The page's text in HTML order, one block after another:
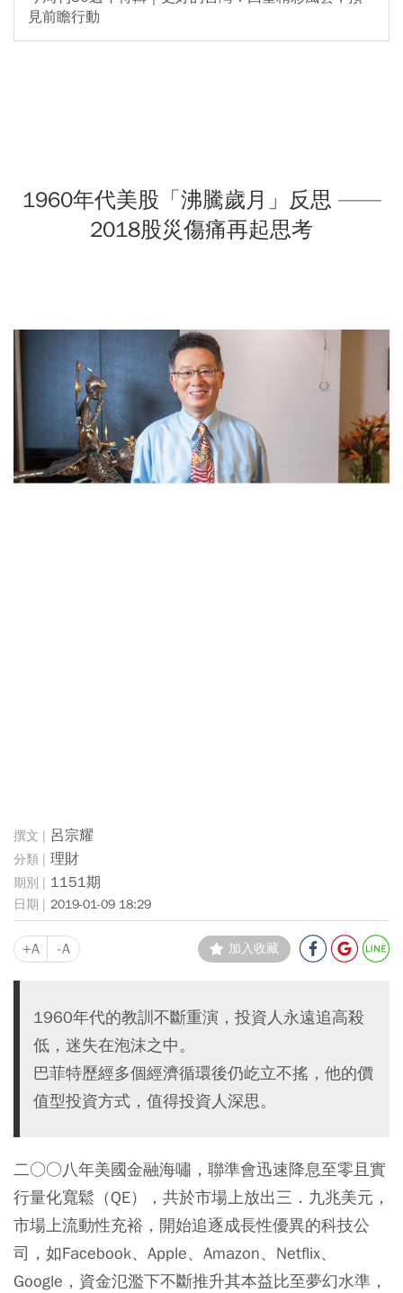
見前瞻行動
1960年代美股「沸騰歲月」反思 ——
2018股災傷痛再起思考
呂宗耀
理財
1151期
2019-01-09 18:29
+A -A 加入收藏
1960年代的教訓不斷重演，投資人永遠追高殺
低，迷失在泡沫之中。
巴菲特歷經多個經濟循環後仍屹立不搖，他的價
值型投資方式，值得投資人深思。
二○○八年美國金融海嘯，聯準會迅速降息至零且實
行量化寬鬆（QE），共於市場上放出三．九兆美元，
市場上流動性充裕，開始追逐成長性優異的科技公
司，如Facebook、Apple、Amazon、Netflix、
Google，資金氾濫下不斷推升其本益比至夢幻水準，